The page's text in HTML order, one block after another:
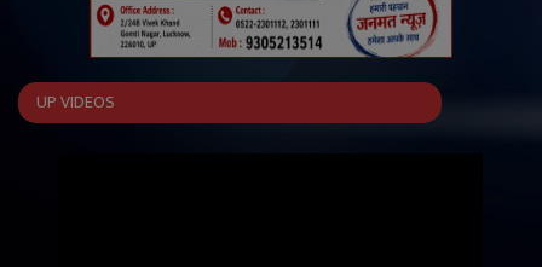
UP VIDEOS